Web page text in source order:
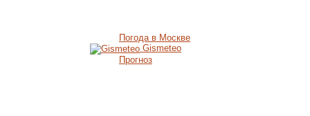
Погода в Москве
Gismeteo
Прогноз